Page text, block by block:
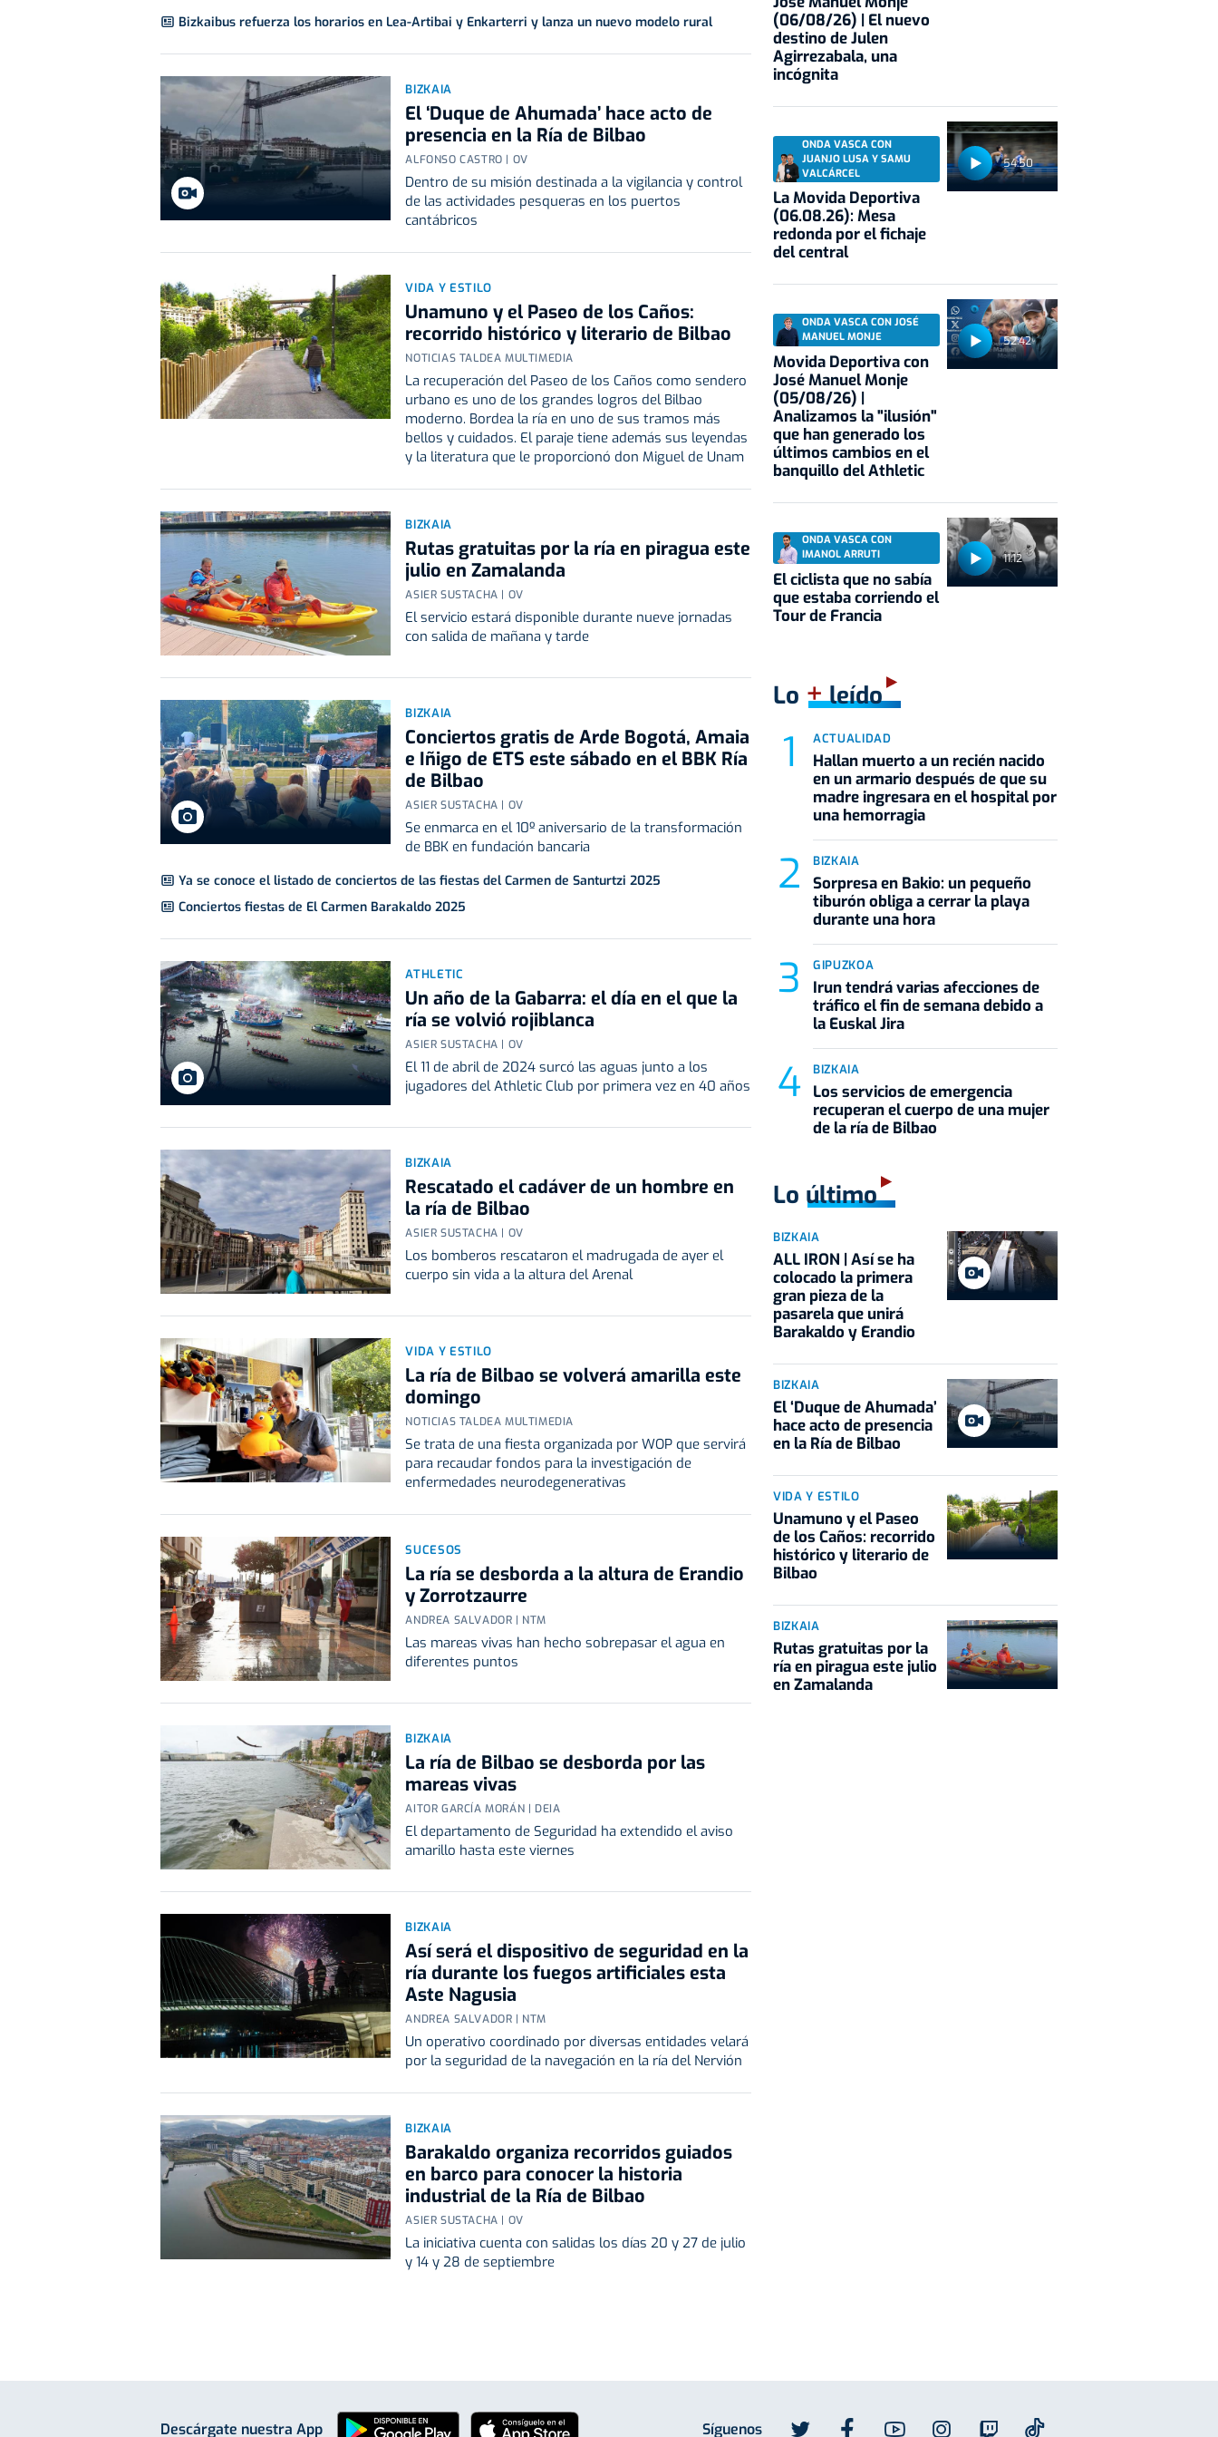
Bizkaibus refuerza los horarios en Lea-Artibai y Enkarterri y lanza un nuevo modelo rural
BIZKAIA
El ‘Duque de Ahumada’ hace acto de
presencia en la Ría de Bilbao
ALFONSO CASTRO | OV
Dentro de su misión destinada a la vigilancia y control
de las actividades pesqueras en los puertos
cantábricos
VIDA Y ESTILO
Unamuno y el Paseo de los Caños:
recorrido histórico y literario de Bilbao
NOTICIAS TALDEA MULTIMEDIA
La recuperación del Paseo de los Caños como sendero
urbano es uno de los grandes logros del Bilbao
moderno. Bordea la ría en uno de sus tramos más
bellos y cuidados. El paraje tiene además sus leyendas
y la literatura que le proporcionó don Miguel de Unam
BIZKAIA
Rutas gratuitas por la ría en piragua este
julio en Zamalanda
ASIER SUSTACHA | OV
El servicio estará disponible durante nueve jornadas
con salida de mañana y tarde
BIZKAIA
Conciertos gratis de Arde Bogotá, Amaia
e Iñigo de ETS este sábado en el BBK Ría
de Bilbao
ASIER SUSTACHA | OV
Se enmarca en el 10º aniversario de la transformación
de BBK en fundación bancaria
Ya se conoce el listado de conciertos de las fiestas del Carmen de Santurtzi 2025
Conciertos fiestas de El Carmen Barakaldo 2025
ATHLETIC
Un año de la Gabarra: el día en el que la
ría se volvió rojiblanca
ASIER SUSTACHA | OV
El 11 de abril de 2024 surcó las aguas junto a los
jugadores del Athletic Club por primera vez en 40 años
BIZKAIA
Rescatado el cadáver de un hombre en
la ría de Bilbao
ASIER SUSTACHA | OV
Los bomberos rescataron el madrugada de ayer el
cuerpo sin vida a la altura del Arenal
VIDA Y ESTILO
La ría de Bilbao se volverá amarilla este
domingo
NOTICIAS TALDEA MULTIMEDIA
Se trata de una fiesta organizada por WOP que servirá
para recaudar fondos para la investigación de
enfermedades neurodegenerativas
SUCESOS
La ría se desborda a la altura de Erandio
y Zorrotzaurre
ANDREA SALVADOR | NTM
Las mareas vivas han hecho sobrepasar el agua en
diferentes puntos
BIZKAIA
La ría de Bilbao se desborda por las
mareas vivas
AITOR GARCÍA MORÁN | DEIA
El departamento de Seguridad ha extendido el aviso
amarillo hasta este viernes
BIZKAIA
Así será el dispositivo de seguridad en la
ría durante los fuegos artificiales esta
Aste Nagusia
ANDREA SALVADOR | NTM
Un operativo coordinado por diversas entidades velará
por la seguridad de la navegación en la ría del Nervión
BIZKAIA
Barakaldo organiza recorridos guiados
en barco para conocer la historia
industrial de la Ría de Bilbao
ASIER SUSTACHA | OV
La iniciativa cuenta con salidas los días 20 y 27 de julio
y 14 y 28 de septiembre
(06/08/26) | El nuevo
destino de Julen
Agirrezabala, una
incógnita
54:50
ONDA VASCA CON
JUANJO LUSA Y SAMU
VALCÁRCEL
La Movida Deportiva
(06.08.26): Mesa
redonda por el fichaje
del central
52:42
ONDA VASCA CON JOSÉ
MANUEL MONJE
Movida Deportiva con
José Manuel Monje
(05/08/26) |
Analizamos la "ilusión"
que han generado los
últimos cambios en el
banquillo del Athletic
11:12
ONDA VASCA CON
IMANOL ARRUTI
El ciclista que no sabía
que estaba corriendo el
Tour de Francia
Lo +leído
ACTUALIDAD
Hallan muerto a un recién nacido
en un armario después de que su
madre ingresara en el hospital por
una hemorragia
BIZKAIA
Sorpresa en Bakio: un pequeño
tiburón obliga a cerrar la playa
durante una hora
GIPUZKOA
Irun tendrá varias afecciones de
tráfico el fin de semana debido a
la Euskal Jira
BIZKAIA
Los servicios de emergencia
recuperan el cuerpo de una mujer
de la ría de Bilbao
Lo último
BIZKAIA
ALL IRON | Así se ha
colocado la primera
gran pieza de la
pasarela que unirá
Barakaldo y Erandio
BIZKAIA
El ‘Duque de Ahumada’
hace acto de presencia
en la Ría de Bilbao
VIDA Y ESTILO
Unamuno y el Paseo
de los Caños: recorrido
histórico y literario de
Bilbao
BIZKAIA
Rutas gratuitas por la
ría en piragua este julio
en Zamalanda
Síguenos
Descárgate nuestra App